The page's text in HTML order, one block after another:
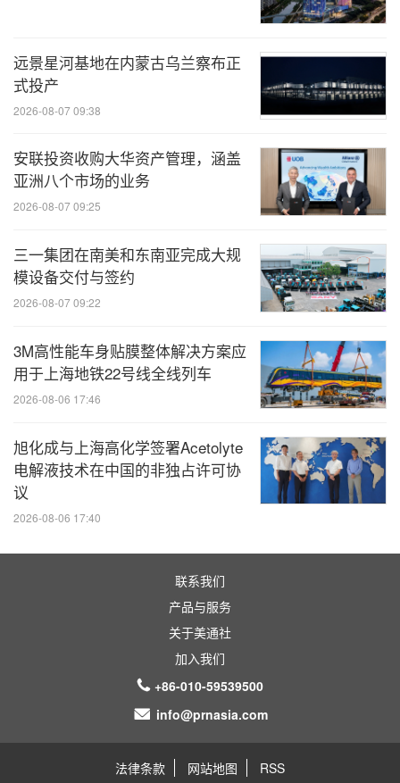
远景星河基地在内蒙古乌兰察布正
式投产
2026-08-07 09:38
安联投资收购大华资产管理，涵盖
亚洲八个市场的业务
2026-08-07 09:25
三一集团在南美和东南亚完成大规
模设备交付与签约
2026-08-07 09:22
3M高性能车身贴膜整体解决方案应
用于上海地铁22号线全线列车
2026-08-06 17:46
旭化成与上海高化学签署Acetolyte
电解液技术在中国的非独占许可协
议
2026-08-06 17:40
联系我们
产品与服务
关于美通社
加入我们
+86-010-59539500
info@prnasia.com
法律条款 网站地图 RSS